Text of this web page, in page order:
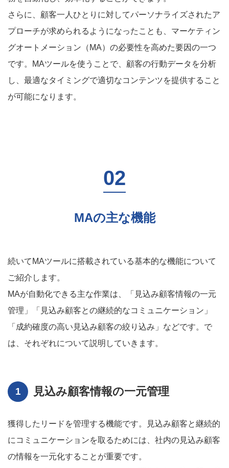
さらに、顧客一人ひとりに対してパーソナライズされたア
プローチが求められるようになったことも、マーケティン
グオートメーション（MA）の必要性を高めた要因の一つ
です。MAツールを使うことで、顧客の行動データを分析
し、最適なタイミングで適切なコンテンツを提供すること
が可能になります。
MAの主な機能
続いてMAツールに搭載されている基本的な機能について
ご紹介します。
MAが自動化できる主な作業は、「見込み顧客情報の一元
管理」「見込み顧客との継続的なコミュニケーション」
「成約確度の高い見込み顧客の絞り込み」などです。で
は、それぞれについて説明していきます。
見込み顧客情報の一元管理
獲得したリードを管理する機能です。見込み顧客と継続的
にコミュニケーションを取るためには、社内の見込み顧客
の情報を一元化することが重要です。